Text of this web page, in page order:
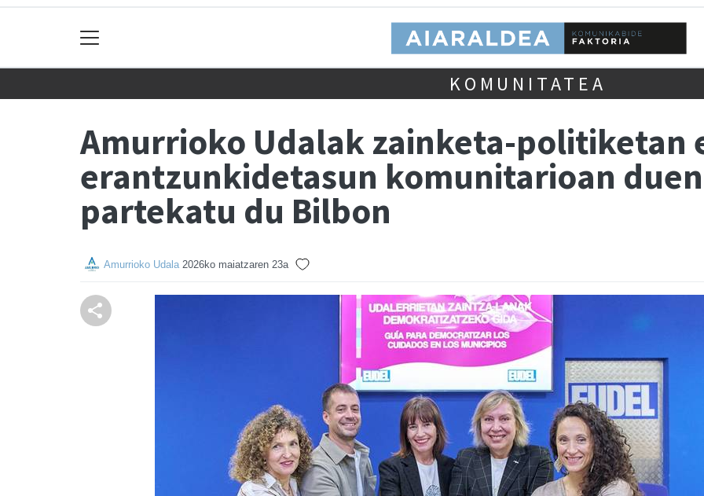
KOMUNITATEA
Amurrioko Udalak zainketa-politiketan
erantzunkidetasun komunitarioan
partekatu du Bilbon
Amurrioko Udala 2026ko maiatzaren 23a